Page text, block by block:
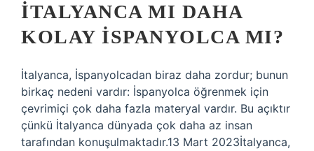
İTALYANCA MI DAHA
KOLAY İSPANYOLCA MI?
İtalyanca, İspanyolcadan biraz daha zordur; bunun
birkaç nedeni vardır: İspanyolca öğrenmek için
çevrimiçi çok daha fazla materyal vardır. Bu açıktır
çünkü İtalyanca dünyada çok daha az insan
tarafından konuşulmaktadır.13 Mart 2023İtalyanca,